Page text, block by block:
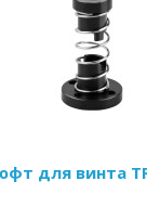
для винта